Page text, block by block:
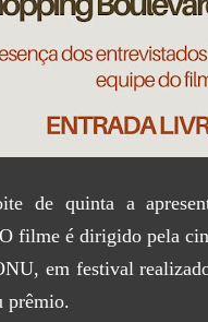
de quinta a
filme é dirigido pela
em festival
prêmio.